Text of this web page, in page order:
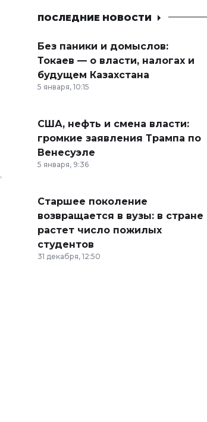
ПОСЛЕДНИЕ НОВОСТИ
Без паники и домыслов:
Токаев — о власти, налогах и
будущем Казахстана
5 января, 10:15
США, нефть и смена власти:
громкие заявления Трампа по
Венесуэле
5 января, 9:36
Старшее поколение
возвращается в вузы: в стране
растет число пожилых
студентов
31 декабря, 12:50